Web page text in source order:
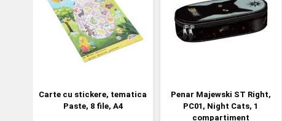
Carte cu stickere, tematica
Paste, 8 file, A4
Penar Majewski ST Right,
PC01, Night Cats, 1
compartiment